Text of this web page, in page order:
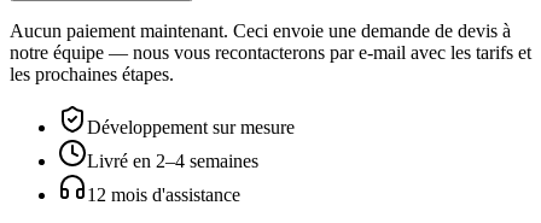
Aucun paiement maintenant. Ceci envoie une demande de devis à
notre équipe — nous vous recontacterons par e-mail avec les tarifs et
les prochaines étapes.
Développement sur mesure
Livré en 2–4 semaines
12 mois d'assistance